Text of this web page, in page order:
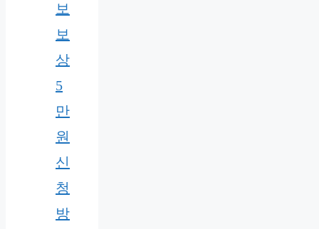
보
보
상
5
만
원
신
청
방